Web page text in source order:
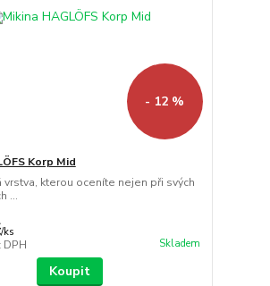
- 12 %
Korp Mid
vrstva, kterou oceníte nejen při svých
...
/ks
DPH Skladem
Koupit